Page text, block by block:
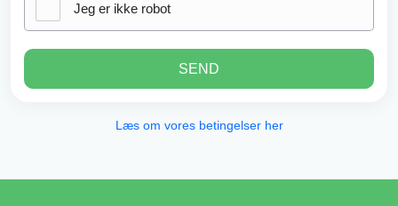
Jeg er ikke robot
SEND
Læs om vores betingelser her